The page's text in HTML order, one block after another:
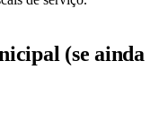
(se ainda